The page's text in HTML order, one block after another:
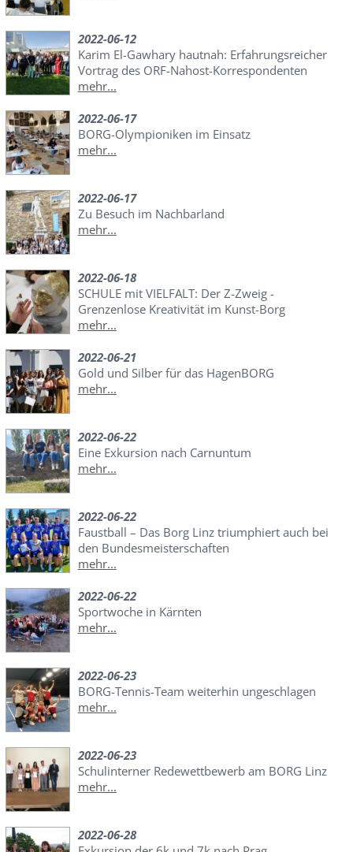
2022-06-12
Karim El-Gawhary hautnah: Erfahrungsreicher
Vortrag des ORF-Nahost-Korrespondenten
mehr...
2022-06-17
BORG-Olympioniken im Einsatz
mehr...
2022-06-17
Zu Besuch im Nachbarland
mehr...
2022-06-18
SCHULE mit VIELFALT: Der Z-Zweig -
Grenzenlose Kreativität im Kunst-Borg
mehr...
2022-06-21
Gold und Silber für das HagenBORG
mehr...
2022-06-22
Eine Exkursion nach Carnuntum
mehr...
2022-06-22
Faustball – Das Borg Linz triumphiert auch bei
den Bundesmeisterschaften
mehr...
2022-06-22
Sportwoche in Kärnten
mehr...
2022-06-23
BORG-Tennis-Team weiterhin ungeschlagen
mehr...
2022-06-23
Schulinterner Redewettbewerb am BORG Linz
mehr...
2022-06-28